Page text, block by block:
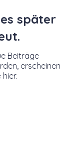
später
Beiträge
erscheinen
hier.